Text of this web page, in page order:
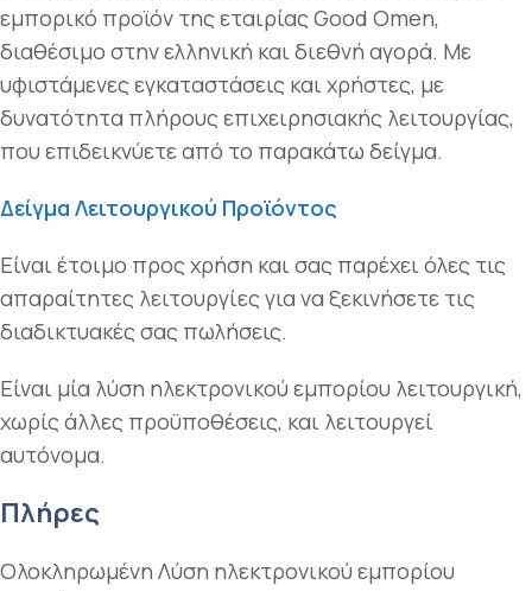
εμπορικό προϊόν της εταιρίας Good Omen,
διαθέσιμο στην ελληνική και διεθνή αγορά. Με
υφιστάμενες εγκαταστάσεις και χρήστες, με
δυνατότητα πλήρους επιχειρησιακής λειτουργίας,
που επιδεικνύετε από το παρακάτω δείγμα.
Δείγμα Λειτουργικού Προϊόντος
Είναι έτοιμο προς χρήση και σας παρέχει όλες τις
απαραίτητες λειτουργίες για να ξεκινήσετε τις
διαδικτυακές σας πωλήσεις.
Είναι μία λύση ηλεκτρονικού εμπορίου λειτουργική,
χωρίς άλλες προϋποθέσεις, και λειτουργεί
αυτόνομα.
Πλήρες
Ολοκληρωμένη Λύση ηλεκτρονικού εμπορίου